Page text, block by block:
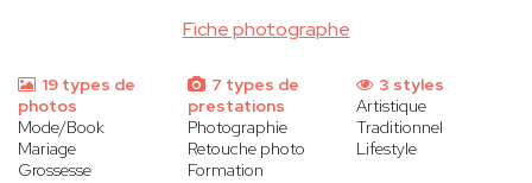
Fiche photographe
19 types de
photos
Mode/Book
Mariage
Grossesse
7 types de
prestations
Photographie
Retouche photo
Formation
3 styles
Artistique
Traditionnel
Lifestyle